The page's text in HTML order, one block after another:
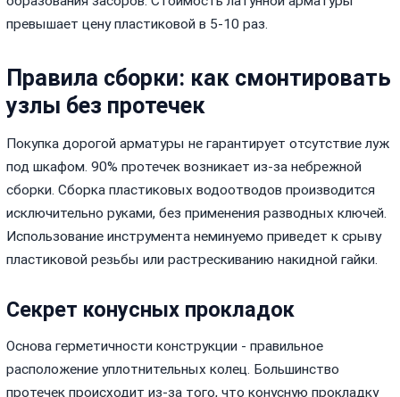
превышает цену пластиковой в 5-10 раз.
Правила сборки: как смонтировать
узлы без протечек
Покупка дорогой арматуры не гарантирует отсутствие луж
под шкафом. 90% протечек возникает из-за небрежной
сборки. Сборка пластиковых водоотводов производится
исключительно руками, без применения разводных ключей.
Использование инструмента неминуемо приведет к срыву
пластиковой резьбы или растрескиванию накидной гайки.
Секрет конусных прокладок
Основа герметичности конструкции - правильное
расположение уплотнительных колец. Большинство
протечек происходит из-за того, что конусную прокладку